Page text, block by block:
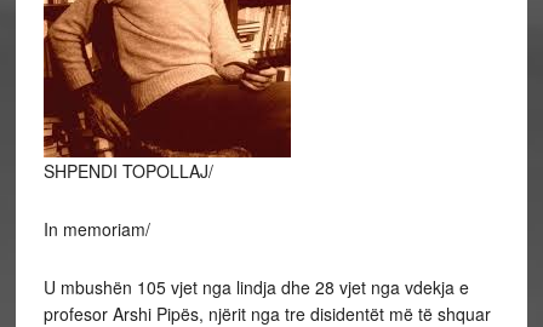
SHPENDI TOPOLLAJ/
In memoriam/
U mbushën 105 vjet nga lindja dhe 28 vjet nga vdekja e
profesor Arshi Pipës, njërit nga tre disidentët më të shquar